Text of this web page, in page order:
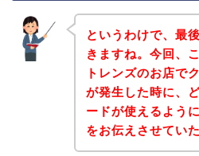
というわけで、最
きますね。今回、
トレンズのお店で
が発生した時に、
ードが使えるよう
をお伝えさせてい